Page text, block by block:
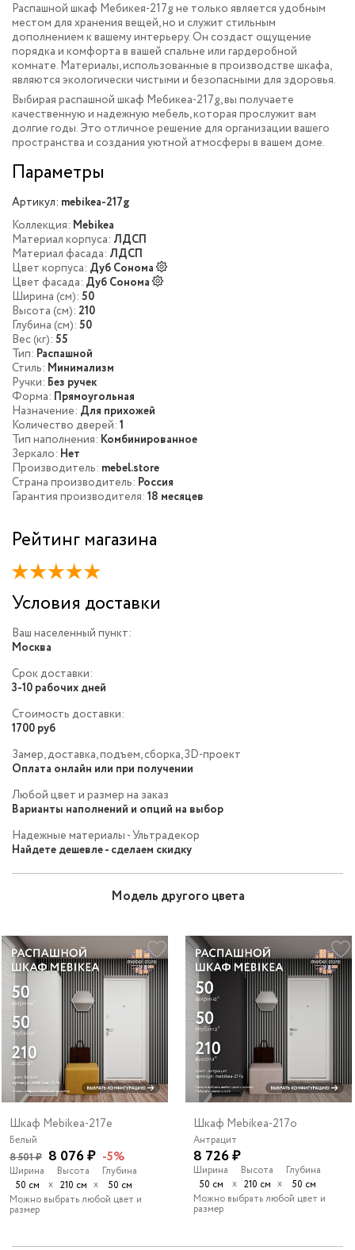
Распашной шкаф Мебикея-217g не только является удобным
местом для хранения вещей, но и служит стильным
дополнением к вашему интерьеру. Он создаст ощущение
порядка и комфорта в вашей спальне или гардеробной
комнате. Материалы, использованные в производстве шкафа,
являются экологически чистыми и безопасными для здоровья.
Выбирая распашной шкаф Мебикеа-217g, вы получаете
качественную и надежную мебель, которая прослужит вам
долгие годы. Это отличное решение для организации вашего
пространства и создания уютной атмосферы в вашем доме.
Параметры
Артикул: mebikea-217g
Коллекция: Mebikea
Материал корпуса: ЛДСП
Материал фасада: ЛДСП
Цвет корпуса: Дуб Сонома
Цвет фасада: Дуб Сонома
Ширина (см): 50
Высота (см): 210
Глубина (см): 50
Вес (кг): 55
Тип: Распашной
Стиль: Минимализм
Ручки: Без ручек
Форма: Прямоугольная
Назначение: Для прихожей
Количество дверей: 1
Тип наполнения: Комбинированное
Зеркало: Нет
Производитель: mebel.store
Страна производитель: Россия
Гарантия производителя: 18 месяцев
Рейтинг магазина
Условия доставки
Ваш населенный пункт:
Москва
Срок доставки:
3-10 рабочих дней
Стоимость доставки:
1700 руб
Замер, доставка, подъем, сборка, 3D-проект
Оплата онлайн или при получении
Любой цвет и размер на заказ
Варианты наполнений и опций на выбор
Надежные материалы - Ультрадекор
Найдете дешевле - сделаем скидку
Модель другого цвета
Шкаф Mebikea-217e
Белый
8 501 ₽ 8 076 ₽ -5%
Ширина
50 см
х
Высота
210 см х
Глубина
50 см
Можно выбрать любой цвет и
размер
Шкаф Mebikea-217o
Антрацит
8 726 ₽
Ширина
50 см
х
Высота
210 см х
Глубина
50 см
Можно выбрать любой цвет и
размер